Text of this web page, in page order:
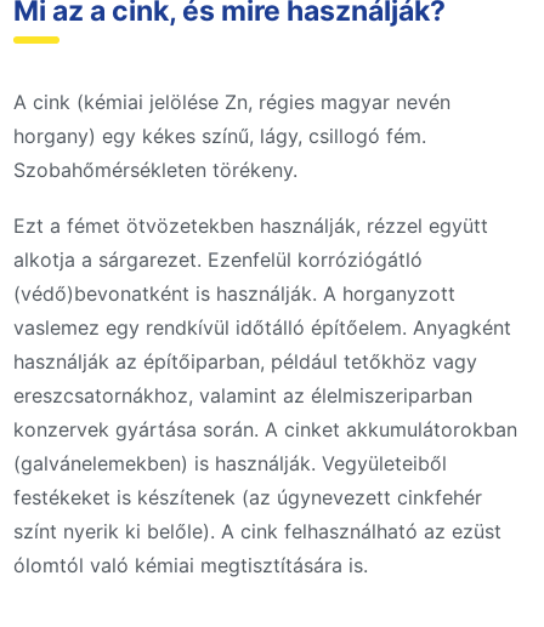
Mi az a cink, és mire használják?
A cink (kémiai jelölése Zn, régies magyar nevén
horgany) egy kékes színű, lágy, csillogó fém.
Szobahőmérsékleten törékeny.
Ezt a fémet ötvözetekben használják, rézzel együtt
alkotja a sárgarezet. Ezenfelül korróziógátló
(védő)bevonatként is használják. A horganyzott
vaslemez egy rendkívül időtálló építőelem. Anyagként
használják az építőiparban, például tetőkhöz vagy
ereszcsatornákhoz, valamint az élelmiszeriparban
konzervek gyártása során. A cinket akkumulátorokban
(galvánelemekben) is használják. Vegyületeiből
festékeket is készítenek (az úgynevezett cinkfehér
színt nyerik ki belőle). A cink felhasználható az ezüst
ólomtól való kémiai megtisztítására is.